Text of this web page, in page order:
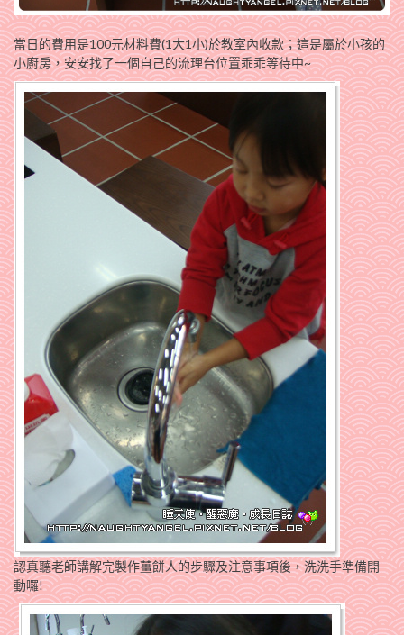
當日的費用是100元材料費(1大1小)於教室內收款；這是屬於小孩的
小廚房，安安找了一個自己的流理台位置乖乖等待中~
認真聽老師講解完製作薑餅人的步驟及注意事項後，洗洗手準備開
動囉!